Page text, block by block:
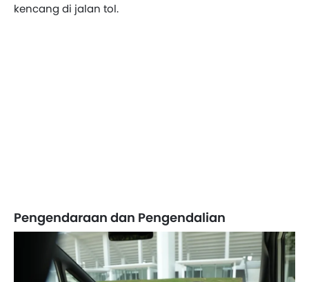
kencang di jalan tol.
Pengendaraan dan Pengendalian